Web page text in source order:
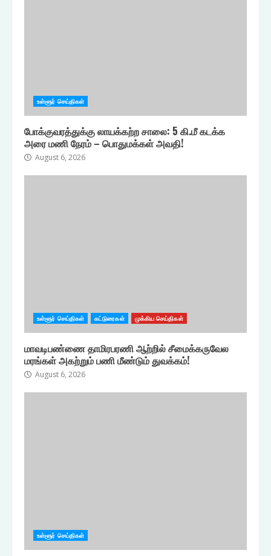
உள்ளூர் செய்திகள்
போக்குவரத்துக்கு லாயக்கற்ற சாலை: 5 கி.மீ கடக்க
அரை மணி நேரம் – பொதுமக்கள் அவதி!
August 6, 2026
உள்ளூர் செய்திகள் கட்டுரைகள் முக்கிய செய்திகள்
மாவடிபண்ணை தாமிரபரணி ஆற்றில் சீமைக்கருவேல
மரங்கள் அகற்றும் பணி மீண்டும் துவக்கம்!
August 6, 2026
உள்ளூர் செய்திகள்